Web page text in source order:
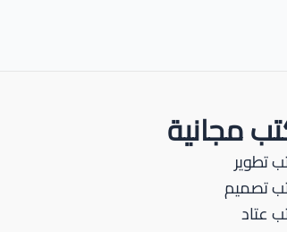
مجانية
تطوير
تصميم
عتاد